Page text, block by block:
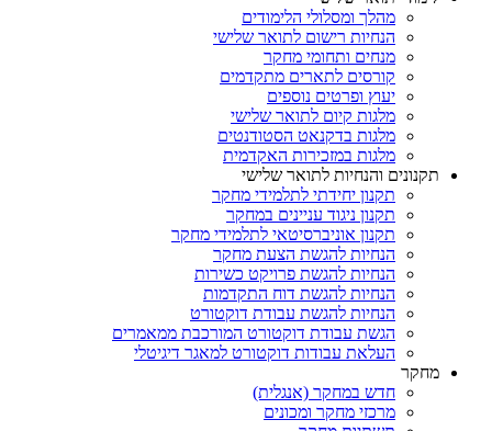
מהלך ומסלולי הלימודים
הנחיות רישום לתואר שלישי
מנחים ותחומי מחקר
קורסים לתארים מתקדמים
יעוץ ופרטים נוספים
מלגות קיום לתואר שלישי
מלגות בדקנאט הסטודנטים
מלגות במזכירות האקדמית
תקנונים והנחיות לתואר שלישי
תקנון יחידתי לתלמידי מחקר
תקנון ניגוד עניינים במחקר
תקנון אוניברסיטאי לתלמידי מחקר
הנחיות להגשת הצעת מחקר
הנחיות להגשת פרויקט כשירות
הנחיות להגשת דוח התקדמות
הנחיות להגשת עבודת דוקטורט
הגשת עבודת דוקטורט המורכבת ממאמרים
העלאת עבודות דוקטורט למאגר דיגיטלי
מחקר
חדש במחקר (אנגלית)
מרכזי מחקר ומכונים